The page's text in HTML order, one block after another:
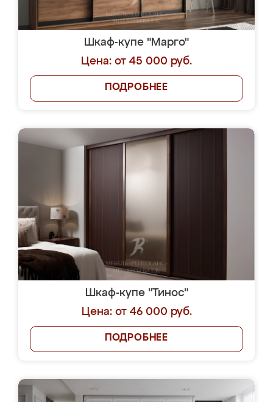
Шкаф-купе "Марго"
Цена: от 45 000 руб.
ПОДРОБНЕЕ
Шкаф-купе "Тинос"
Цена: от 46 000 руб.
ПОДРОБНЕЕ